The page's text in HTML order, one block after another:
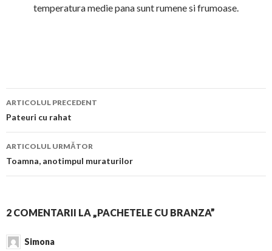
temperatura medie pana sunt rumene si frumoase.
Navigare
în
articol
ARTICOLUL PRECEDENT
Pateuri cu rahat
ARTICOLUL URMĂTOR
Toamna, anotimpul muraturilor
2 COMENTARII LA „PACHETELE CU BRANZA”
Simona